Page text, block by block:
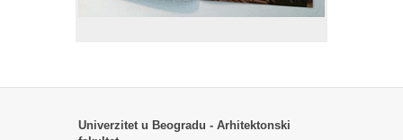
Univerzitet u Beogradu - Arhitektonski